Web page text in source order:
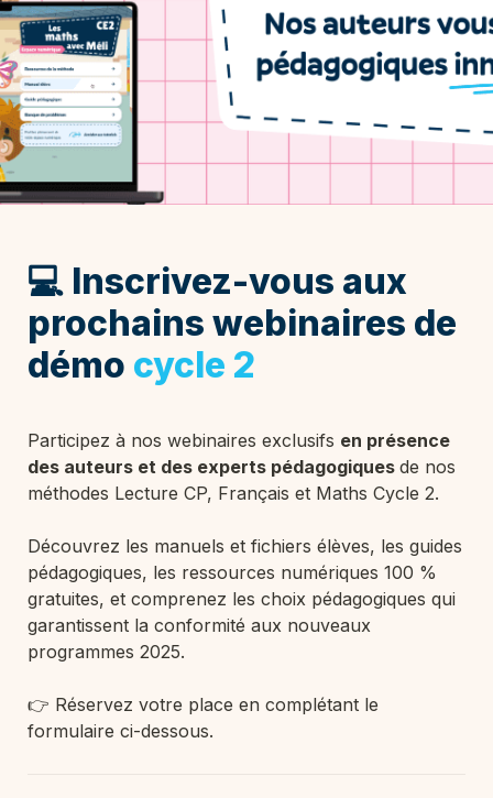
💻 Inscrivez-vous aux
prochains webinaires de
démo cycle 2
Participez à nos webinaires exclusifs en présence
des auteurs et des experts pédagogiques de nos
méthodes Lecture CP, Français et Maths Cycle 2.
Découvrez les manuels et fichiers élèves, les guides
pédagogiques, les ressources numériques 100 %
gratuites, et comprenez les choix pédagogiques qui
garantissent la conformité aux nouveaux
programmes 2025.
👉 Réservez votre place en complétant le
formulaire ci-dessous.